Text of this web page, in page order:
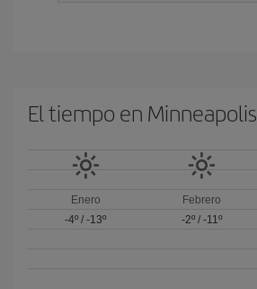
El tiempo en Minneapolis
Enero
-4º /-13º
Febrero
-2º/ -11º